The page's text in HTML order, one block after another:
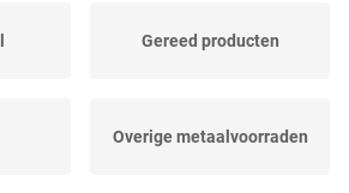
Gereed producten
Overige metaalvoorraden